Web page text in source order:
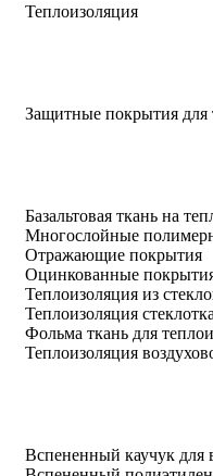
Теплоизоляция
Защитные покрытия для
Базальтовая ткань на
Многослойные
Отражающие покрытия
Оцинкованные
Теплоизоляция из
Теплоизоляция
Фольма ткань для
Теплоизоляция
Вспененный каучук для